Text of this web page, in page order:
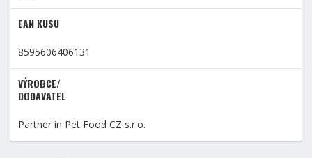
EAN KUSU
8595606406131
VÝROBCE/
DODAVATEL
Partner in Pet Food CZ s.r.o.